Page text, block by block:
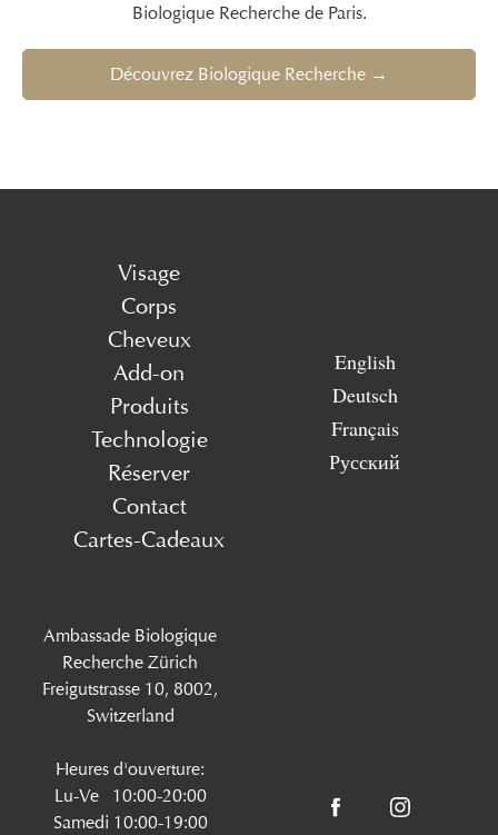
Biologique Recherche de Paris.
Découvrez Biologique Recherche →
Visage
Corps
Cheveux
Add-on
Produits
Technologie
Réserver
Contact
Cartes-Cadeaux
English
Deutsch
Français
Русский
Ambassade Biologique
Recherche Zürich
Freigutstrasse 10, 8002,
Switzerland
Heures d'ouverture:
Lu-Ve 10:00-20:00
Samedi 10:00-19:00